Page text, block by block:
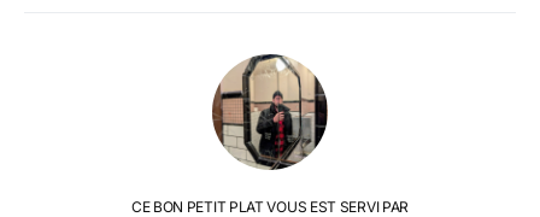
CE BON PETIT PLAT VOUS EST SERVI PAR